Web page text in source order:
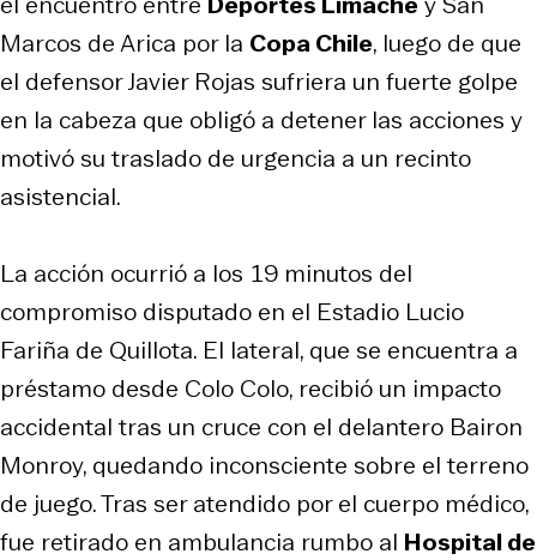
Marcos de Arica por la Copa Chile, luego de que
el defensor Javier Rojas sufriera un fuerte golpe
en la cabeza que obligó a detener las acciones y
motivó su traslado de urgencia a un recinto
asistencial.
La acción ocurrió a los 19 minutos del
compromiso disputado en el Estadio Lucio
Fariña de Quillota. El lateral, que se encuentra a
préstamo desde Colo Colo, recibió un impacto
accidental tras un cruce con el delantero Bairon
Monroy, quedando inconsciente sobre el terreno
de juego. Tras ser atendido por el cuerpo médico,
fue retirado en ambulancia rumbo al Hospital de